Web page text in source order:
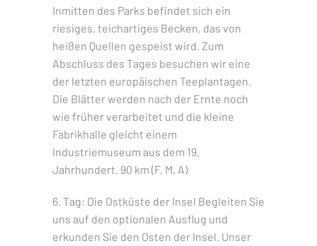
Inmitten des Parks befindet sich ein
riesiges, teichartiges Becken, das von
heißen Quellen gespeist wird. Zum
Abschluss des Tages besuchen wir eine
der letzten europäischen Teeplantagen.
Die Blätter werden nach der Ernte noch
wie früher verarbeitet und die kleine
Fabrikhalle gleicht einem
Industriemuseum aus dem 19.
Jahrhundert. 90 km (F, M, A)
6. Tag: Die Ostküste der Insel Begleiten Sie
uns auf den optionalen Ausflug und
erkunden Sie den Osten der Insel. Unser